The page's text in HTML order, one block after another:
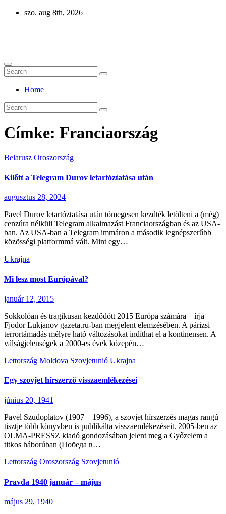
Skip
szo. aug 8th, 2026
Home
Címke: Franciaország
Belarusz Oroszország
Kilőtt a Telegram Durov letartóztatása után
augusztus 28, 2024
Pavel Durov letartóztatása után tömegesen kezdték letölteni a (még)
cenzúra nélküli Telegram alkalmazást Franciaországban és az USA-
ban. Az USA-ban a Telegram immáron a második legnépszerűbb
közösségi platformmá vált. Mint egy…
Ukrajna
Mi lesz most Európával?
január 12, 2015
Sokkolóan és tragikusan kezdődött 2015 Európa számára – írja
Fjodor Lukjanov gazeta.ru-ban megjelent elemzésében. A párizsi
terrortámadás mélyre ható változásokat indíthat el a kontinensen. A
válságjelenségek a 2000-es évek közepén…
Lettország Moldova Szovjetunió Ukrajna
Egy szovjet hírszerző visszaemlékezései
június 20, 1941
Pavel Szudoplatov (1907 – 1996), a szovjet hírszerzés magas rangú
tisztje több könyvben is publikálta visszaemlékezéseit. 2005-ben az
OLMA-PRESSZ kiadó gondozásában jelent meg a Győzelem a
titkos háborúban (Победа в…
Lettország Oroszország Szovjetunió
Pravda 1940 január – május
május 29, 1940